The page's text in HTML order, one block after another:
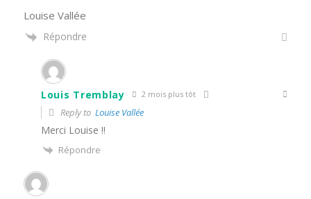
Louise Vallée
Répondre
Louis Tremblay 2 mois plus tôt
Reply to Louise Vallée
Merci Louise !!
Répondre